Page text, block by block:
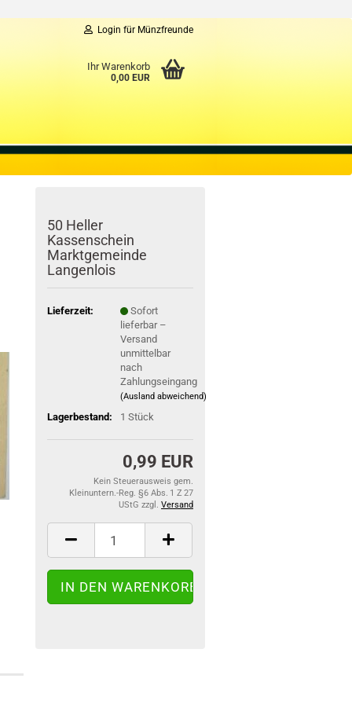
Login für Münzfreunde
Ihr Warenkorb
0,00 EUR
50 Heller
Kassenschein
Marktgemeinde
Langenlois
Lieferzeit:
Sofort
lieferbar –
Versand
unmittelbar
nach
Zahlungseingang
(Ausland abweichend)
Lagerbestand: 1 Stück
0,99 EUR
Kein Steuerausweis gem.
Kleinuntern.-Reg. §6 Abs. 1 Z 27
UStG zzgl. Versand